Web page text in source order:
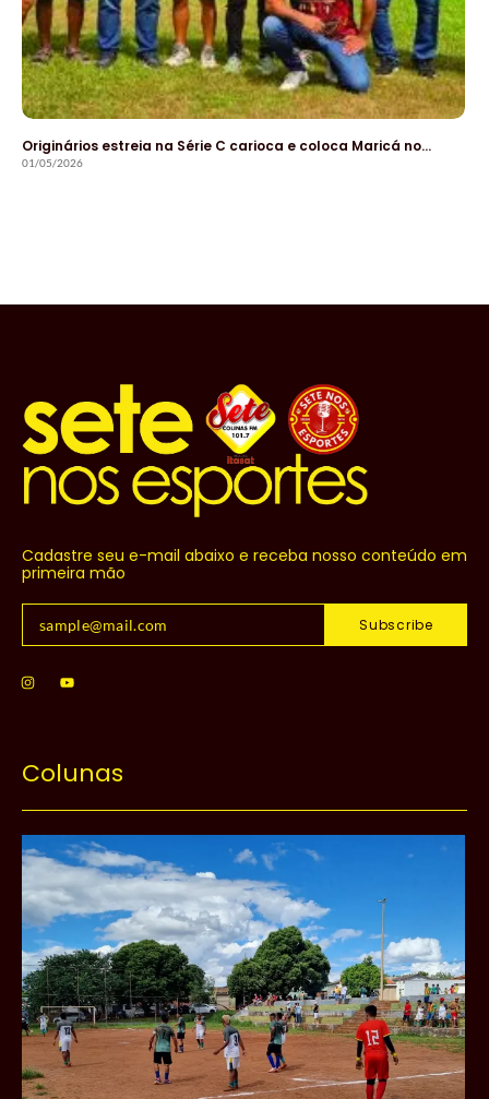
Originários estreia na Série C carioca e coloca Maricá no…
01/05/2026
Cadastre seu e-mail abaixo e receba nosso conteúdo em
primeira mão
Subscribe
Colunas